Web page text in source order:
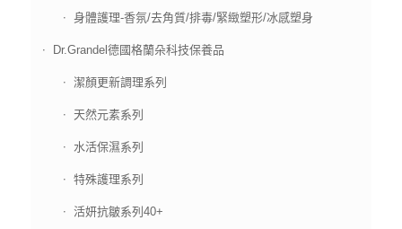
身體護理-香氛/去角質/排毒/緊緻塑形/冰感塑身
Dr.Grandel德國格蘭朵科技保養品
潔顏更新調理系列
天然元素系列
水活保濕系列
特殊護理系列
活妍抗皺系列40+